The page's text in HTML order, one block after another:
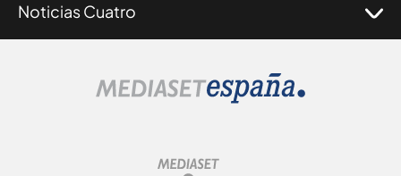
Noticias Cuatro